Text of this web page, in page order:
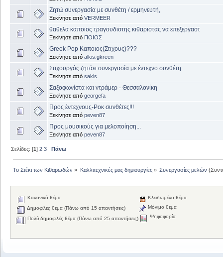
Ζητώ συνεργασία με συνθέτη / ερμηνευτή,
Ξεκίνησε από VERMEER
θαθελα καποιος τραγουδιστης κιθαριστας να επεξεργαστ
Ξεκίνησε από ΠΟΙΟΣ
Greek Pop Καποιος(Στιχους)???
Ξεκίνησε από alkis.gkreen
Στιχουργός ζητάει συνεργασία με έντεχνο συνθέτη
Ξεκίνησε από sakis.
Σαξοφωνίστα και ντράμερ - Θεσσαλονίκη
Ξεκίνησε από georgefa
Προς έντεχνους-Ροκ συνθέτες!!!
Ξεκίνησε από peven87
Προς μουσικούς για μελοποίηση...
Ξεκίνησε από peven87
Σελίδες: [1]2 3 Πάνω
Το Στέκι των Κιθαρωδών » Καλλιτεχνικές μας δημιουργίες» Συνεργασίες μελών
Κανονικό θέμα
Δημοφιλές θέμα (Πάνω από 15 απαντήσεις)
Πολύ δημοφιλές θέμα (Πάνω από 25 απαντήσεις)
Κλειδωμένο θέμα
Μόνιμο θέμα
Ψηφοφορία